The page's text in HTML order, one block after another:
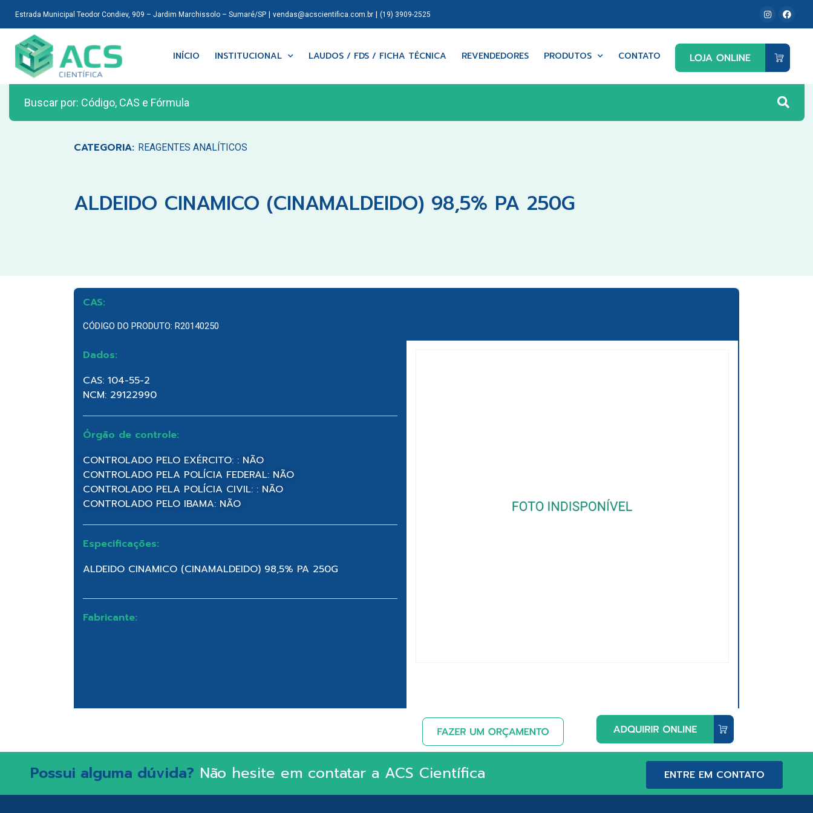
Estrada Municipal Teodor Condiev, 909 – Jardim Marchissolo – Sumaré/SP| vendas@acscientifica.com.br| (19) 3909-2525
INÍCIO INSTITUCIONAL LAUDOS / FDS / FICHA TÉCNICA REVENDEDORES PRODUTOS CONTATO
CATEGORIA: REAGENTES ANALÍTICOS
ALDEIDO CINAMICO (CINAMALDEIDO) 98,5% PA 250G
CAS:
CÓDIGO DO PRODUTO: R20140250
Dados:
CAS: 104-55-2
NCM: 29122990
Órgão de controle:
CONTROLADO PELO EXÉRCITO: : NÃO
CONTROLADO PELA POLÍCIA FEDERAL: NÃO
CONTROLADO PELA POLÍCIA CIVIL: : NÃO
CONTROLADO PELO IBAMA: NÃO
Especificações:
ALDEIDO CINAMICO (CINAMALDEIDO) 98,5% PA 250G
Fabricante:
Possui alguma dúvida? Não hesite em contatar a ACS Científica ENTRE EM CONTATO